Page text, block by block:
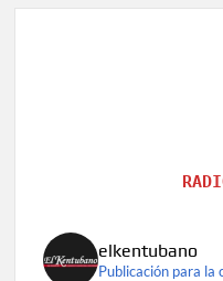
elkentubano
Publicación para la